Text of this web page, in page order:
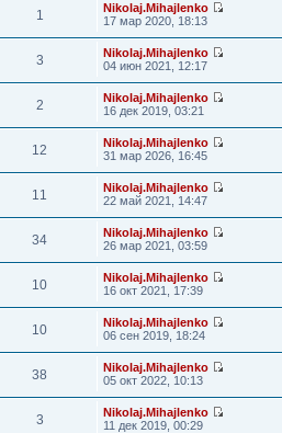
1
Nikolaj.Mihajlenko
17 мар 2020, 18:13
3
Nikolaj.Mihajlenko
04 июн 2021, 12:17
2
Nikolaj.Mihajlenko
16 дек 2019, 03:21
12
Nikolaj.Mihajlenko
31 мар 2026, 16:45
11
Nikolaj.Mihajlenko
22 май 2021, 14:47
34
Nikolaj.Mihajlenko
26 мар 2021, 03:59
10
Nikolaj.Mihajlenko
16 окт 2021, 17:39
10
Nikolaj.Mihajlenko
06 сен 2019, 18:24
38
Nikolaj.Mihajlenko
05 окт 2022, 10:13
3
Nikolaj.Mihajlenko
11 дек 2019, 00:29